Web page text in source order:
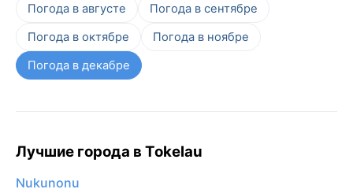
Погода в августе
Погода в сентябре
Погода в октябре
Погода в ноябре
Погода в декабре
Лучшие города в Tokelau
Nukunonu